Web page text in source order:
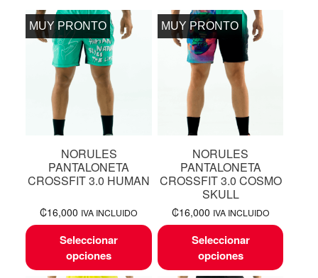
MUY PRONTO
NORULES
PANTALONETA
CROSSFIT 3.0 HUMAN
₡16,000 IVA INCLUIDO
Seleccionar
opciones
MUY PRONTO
NORULES
PANTALONETA
CROSSFIT 3.0 COSMO
SKULL
₡16,000 IVA INCLUIDO
Seleccionar
opciones